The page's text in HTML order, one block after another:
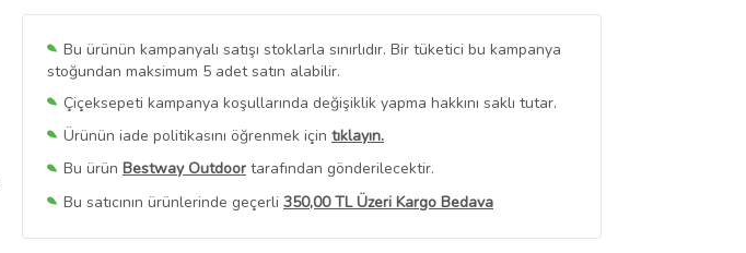
Bu ürünün kampanyalı satışı stoklarla sınırlıdır. Bir tüketici bu kampanya
stoğundan maksimum 5 adet satın alabilir.
Çiçeksepeti kampanya koşullarında değişiklik yapma hakkını saklı tutar.
Ürünün iade politikasını öğrenmek için tıklayın.
Bu ürün Bestway Outdoor tarafından gönderilecektir.
Bu satıcının ürünlerinde geçerli 350,00 TL Üzeri Kargo Bedava
Bu SatıcınınTüm Ürünlerini Görüntüle